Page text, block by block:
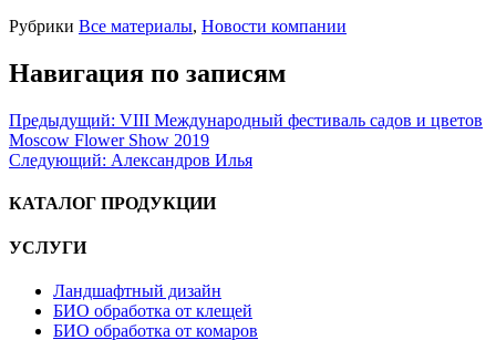
Рубрики Все материалы, Новости компании
Навигация по записям
Предыдущий: VIII Международный фестиваль садов и цветов
Moscow Flower Show 2019
Следующий: Александров Илья
КАТАЛОГ ПРОДУКЦИИ
УСЛУГИ
Ландшафтный дизайн
БИО обработка от клещей
БИО обработка от комаров